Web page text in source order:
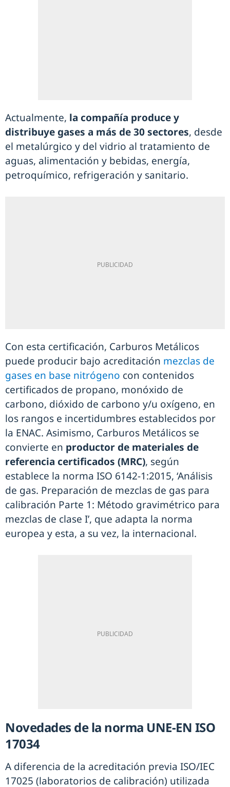
Actualmente, la compañía produce y
distribuye gases a más de 30 sectores, desde
el metalúrgico y del vidrio al tratamiento de
aguas, alimentación y bebidas, energía,
petroquímico, refrigeración y sanitario.
Con esta certificación, Carburos Metálicos
puede producir bajo acreditación mezclas de
gases en base nitrógeno con contenidos
certificados de propano, monóxido de
carbono, dióxido de carbono y/u oxígeno, en
los rangos e incertidumbres establecidos por
la ENAC. Asimismo, Carburos Metálicos se
convierte en productor de materiales de
referencia certificados (MRC), según
establece la norma ISO 6142-1:2015, ‘Análisis
de gas. Preparación de mezclas de gas para
calibración Parte 1: Método gravimétrico para
mezclas de clase I’, que adapta la norma
europea y esta, a su vez, la internacional.
Novedades de la norma UNE-EN ISO
17034
A diferencia de la acreditación previa ISO/IEC
17025 (laboratorios de calibración) utilizada